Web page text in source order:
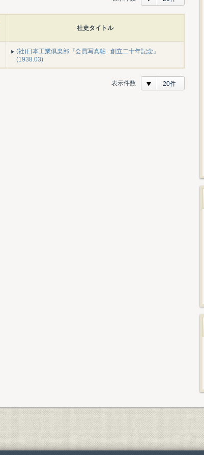
社史タイトル
(社)日本工業倶楽部『会員写真帖 : 創立二十年記念』
(1938.03)
表示件数 20件